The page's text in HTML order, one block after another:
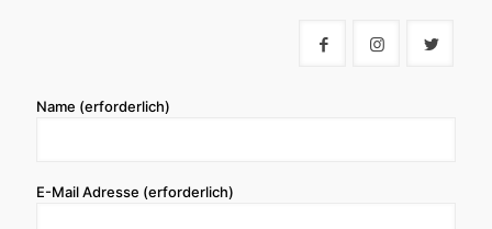
Name (erforderlich)
E-Mail Adresse (erforderlich)